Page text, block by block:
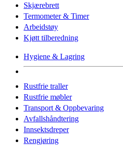
Skjærebrett
Termometer & Timer
Arbeidstøy
Kjøtt tilberedning
Hygiene & Lagring
Rustfrie traller
Rustfrie møbler
Transport & Oppbevaring
Avfallshåndtering
Innsektsdreper
Rengjøring